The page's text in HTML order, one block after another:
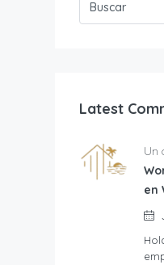
Latest
Un
en